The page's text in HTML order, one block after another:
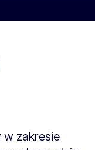
w zakresie